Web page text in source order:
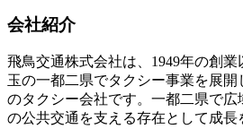
会社紹介
飛鳥交通株式会社は、1949年の創
玉の一都二県でタクシー事業を展
のタクシー会社です。一都二県で
の公共交通を支える存在として成